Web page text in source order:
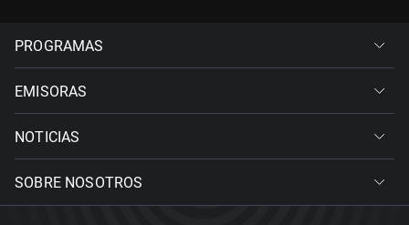
PROGRAMAS
EMISORAS
NOTICIAS
SOBRE NOSOTROS